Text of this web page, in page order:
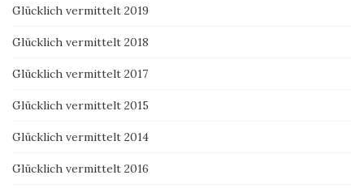
Glücklich vermittelt 2019
Glücklich vermittelt 2018
Glücklich vermittelt 2017
Glücklich vermittelt 2015
Glücklich vermittelt 2014
Glücklich vermittelt 2016